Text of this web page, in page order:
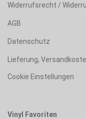
Widerrufsrecht /
AGB
Datenschutz
Lieferung,
Cookie Einstellungen
Vinyl Favoriten